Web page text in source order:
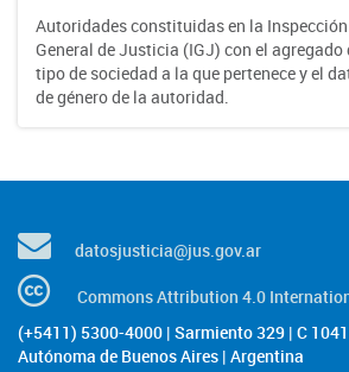
Autoridades constituidas en la Inspección
General de Justicia (IGJ) con el agregado
tipo de sociedad a la que pertenece y el
de género de la autoridad.
datosjusticia@jus.gov.ar
Commons Attribution 4.0
(+5411) 5300-4000 | Sarmiento 329 | C
Autónoma de Buenos Aires | Argentina